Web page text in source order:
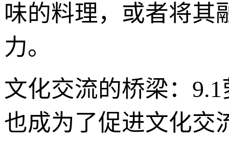
味的料理，或者将其
力。
文化交流的桥梁：
也成为了促进文化交